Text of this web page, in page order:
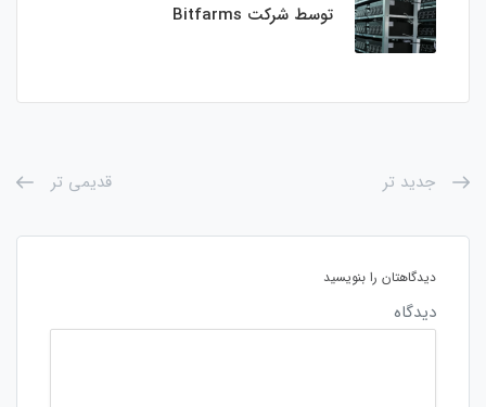
توسط شرکت Bitfarms
جدید تر قدیمی تر
دیدگاهتان را بنویسید
دیدگاه